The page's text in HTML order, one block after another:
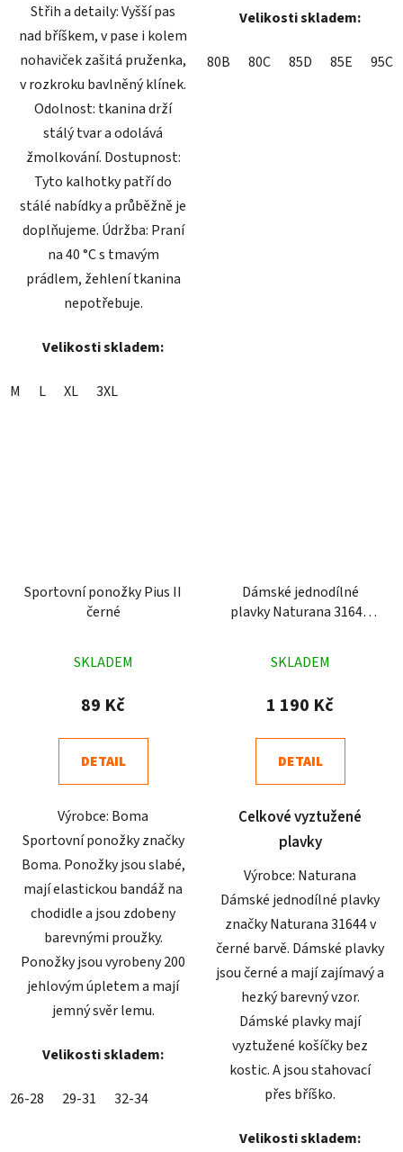
Střih a detaily: Vyšší pas
nad bříškem, v pase i kolem
nohaviček zašitá pruženka,
v rozkroku bavlněný klínek.
Odolnost: tkanina drží
stálý tvar a odolává
žmolkování. Dostupnost:
Tyto kalhotky patří do
stálé nabídky a průběžně je
doplňujeme. Údržba: Praní
na 40 °C s tmavým
prádlem, žehlení tkanina
nepotřebuje.
Velikosti skladem:
M L XL 3XL
Velikosti skladem:
80B 80C 85D 85E 95C
Sportovní ponožky Pius II
černé
hodnocení
produktu
5,0
z
hvězdiček.
SKLADEM
89 Kč
DETAIL
Výrobce: Boma
Sportovní ponožky značky
Boma. Ponožky jsou slabé,
mají elastickou bandáž na
chodidle a jsou zdobeny
barevnými proužky.
Ponožky jsou vyrobeny 200
jehlovým úpletem a mají
jemný svěr lemu.
Velikosti skladem:
26-28 29-31 32-34
Dámské jednodílné
plavky Naturana 31644
hodnocení
produktu
4,5
z
hvězdiček.
SKLADEM
1 190 Kč
DETAIL
Celkové vyztužené
plavky
Výrobce: Naturana
Dámské jednodílné plavky
značky Naturana 31644 v
černé barvě. Dámské plavky
jsou černé a mají zajímavý a
hezký barevný vzor.
Dámské plavky mají
vyztužené košíčky bez
kostic. A jsou stahovací
přes bříško.
Velikosti skladem: